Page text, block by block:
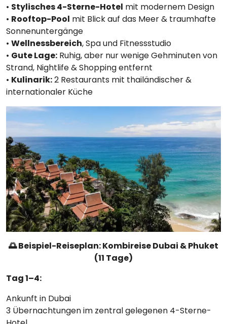
• Stylisches 4-Sterne-Hotel mit modernem Design
• Rooftop-Pool mit Blick auf das Meer & traumhafte
Sonnenuntergänge
• Wellnessbereich, Spa und Fitnessstudio
• Gute Lage: Ruhig, aber nur wenige Gehminuten von
Strand, Nightlife & Shopping entfernt
• Kulinarik:2 Restaurants mit thailändischer &
internationaler Küche
🌅 Beispiel-Reiseplan: Kombireise Dubai & Phuket
(11 Tage)
Tag 1–4:
Ankunft in Dubai
3 Übernachtungen im zentral gelegenen 4-Sterne-